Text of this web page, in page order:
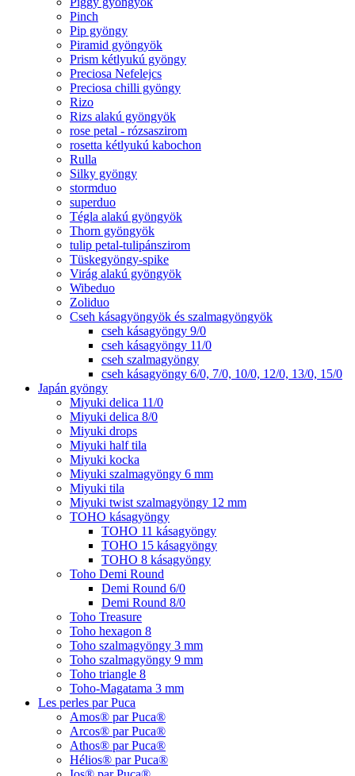
Pinch
Pip gyöngy
Piramid gyöngyök
Prism kétlyukú gyöngy
Preciosa Nefelejcs
Preciosa chilli gyöngy
Rizo
Rizs alakú gyöngyök
rose petal - rózsaszirom
rosetta kétlyukú kabochon
Rulla
Silky gyöngy
stormduo
superduo
Tégla alakú gyöngyök
Thorn gyöngyök
tulip petal-tulipánszirom
Tüskegyöngy-spike
Virág alakú gyöngyök
Wibeduo
Zoliduo
Cseh kásagyöngyök és szalmagyöngyök
cseh kásagyöngy 9/0
cseh kásagyöngy 11/0
cseh szalmagyöngy
cseh kásagyöngy 6/0, 7/0, 10/0, 12/0, 13/0, 15/0
Japán gyöngy
Miyuki delica 11/0
Miyuki delica 8/0
Miyuki drops
Miyuki half tila
Miyuki kocka
Miyuki szalmagyöngy 6 mm
Miyuki tila
Miyuki twist szalmagyöngy 12 mm
TOHO kásagyöngy
TOHO 11 kásagyöngy
TOHO 15 kásagyöngy
TOHO 8 kásagyöngy
Toho Demi Round
Demi Round 6/0
Demi Round 8/0
Toho Treasure
Toho hexagon 8
Toho szalmagyöngy 3 mm
Toho szalmagyöngy 9 mm
Toho triangle 8
Toho-Magatama 3 mm
Les perles par Puca
Amos® par Puca®
Arcos® par Puca®
Athos® par Puca®
Hélios® par Puca®